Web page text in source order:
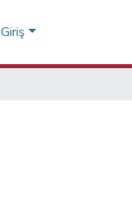
Giriş